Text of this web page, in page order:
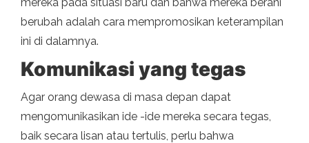
berubah adalah cara mempromosikan keterampilan
ini di dalamnya.
Komunikasi yang tegas
Agar orang dewasa di masa depan dapat
mengomunikasikan ide -ide mereka secara tegas,
baik secara lisan atau tertulis, perlu bahwa